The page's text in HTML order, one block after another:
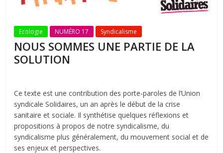
Ecologie NUMÉRO 17 Syndicalisme
NOUS SOMMES UNE PARTIE DE LA
SOLUTION
Ce texte est une contribution des porte-paroles de l’Union
syndicale Solidaires, un an après le début de la crise
sanitaire et sociale. Il synthétise quelques réflexions et
propositions à propos de notre syndicalisme, du
syndicalisme plus généralement, du mouvement social et de
ses enjeux et perspectives.